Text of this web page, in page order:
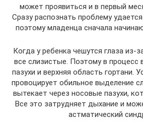
может проявиться и в первый
Сразу распознать проблему
поэтому младенца сначала
Когда у ребенка чешутся глаза из-
все слизистые. Поэтому в процесс
пазухи и верхняя область гортани.
провоцирует обильное выделение
вытекает через носовые пазухи,
Все это затрудняет дыхание и
астматический